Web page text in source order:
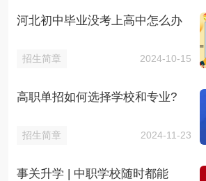
河北初中毕业没考上高中怎么办
招生简章 2024-10-15
高职单招如何选择学校和专业?
招生简章 2024-11-23
事关升学 | 中职学校随时都能